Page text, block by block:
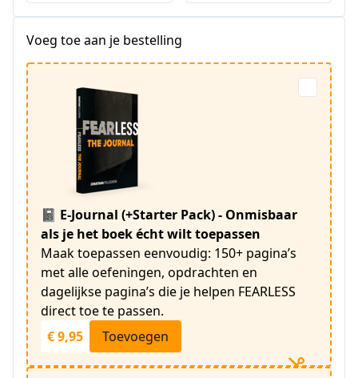
Voeg toe aan je bestelling
📓 E-Journal (+Starter Pack) - Onmisbaar
als je het boek écht wilt toepassen
Maak toepassen eenvoudig: 150+ pagina’s
met alle oefeningen, opdrachten en
dagelijkse pagina’s die je helpen FEARLESS
direct toe te passen.
€ 9,95
Toevoegen